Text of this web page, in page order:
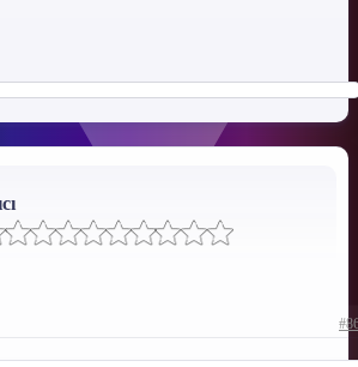
Gizli metin: alıntı yapılamaz. ***